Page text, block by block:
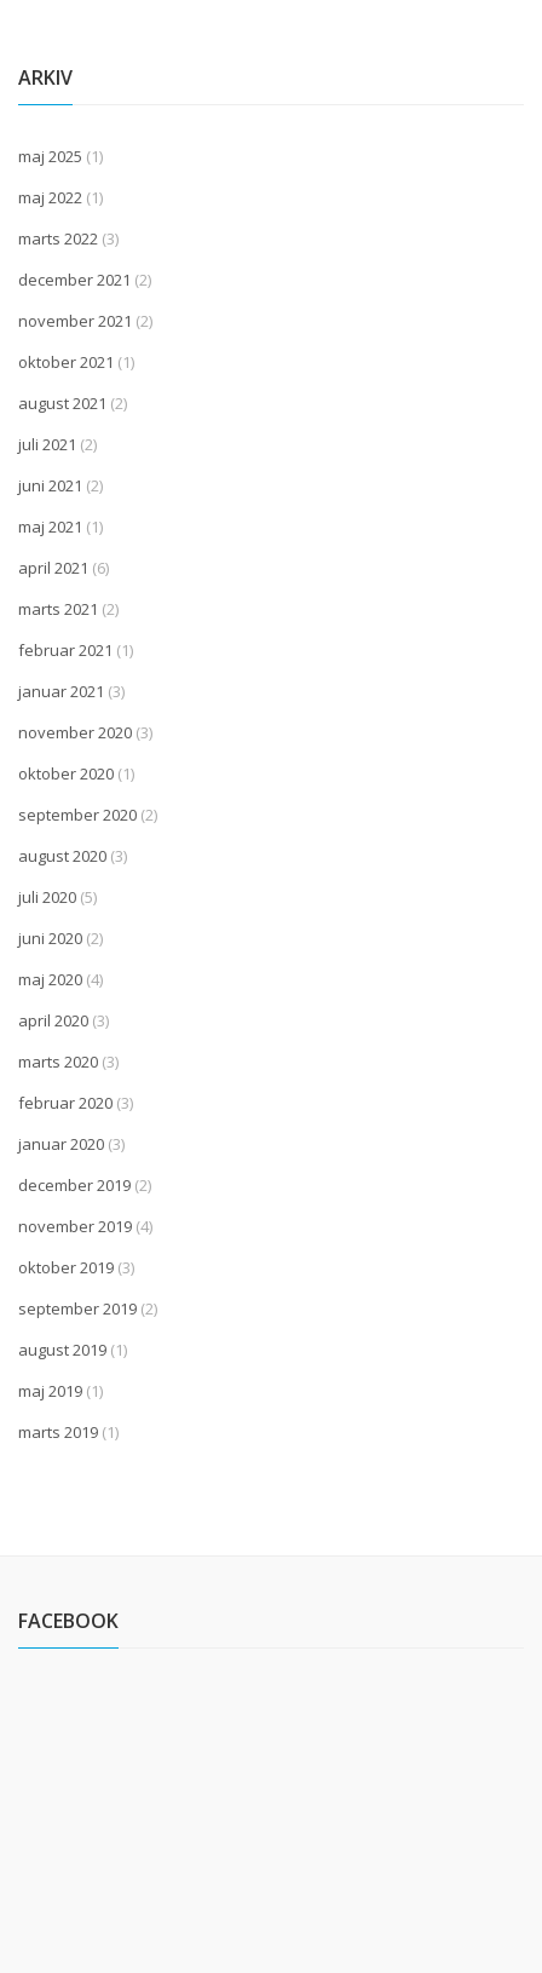
ARKIV
maj 2025 (1)
maj 2022 (1)
marts 2022 (3)
december 2021 (2)
november 2021 (2)
oktober 2021 (1)
august 2021 (2)
juli 2021 (2)
juni 2021 (2)
maj 2021 (1)
april 2021 (6)
marts 2021 (2)
februar 2021 (1)
januar 2021 (3)
november 2020 (3)
oktober 2020 (1)
september 2020 (2)
august 2020 (3)
juli 2020 (5)
juni 2020 (2)
maj 2020 (4)
april 2020 (3)
marts 2020 (3)
februar 2020 (3)
januar 2020 (3)
december 2019 (2)
november 2019 (4)
oktober 2019 (3)
september 2019 (2)
august 2019 (1)
maj 2019 (1)
marts 2019 (1)
FACEBOOK